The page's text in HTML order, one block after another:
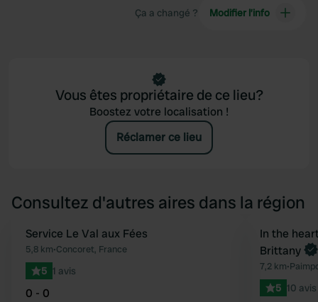
Ça a changé ? Modifier l’info
Vous êtes propriétaire de ce lieu?
Boostez votre localisation !
Réclamer ce lieu
Consultez d'autres aires dans la région
Préféré
Service Le Val aux Fées
5,8 km•Concoret, France
5 1 avis
0 - 0
Reserve
In the
Brittany
7,2 km•
5 10 avis